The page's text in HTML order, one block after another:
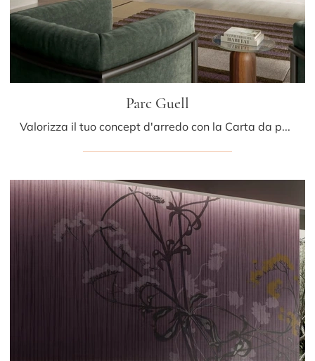
Parc Guell
Valorizza il tuo concept d'arredo con la Carta da parati in TNT: se desideri una soluzione moderna, Parc Guell fa per te.